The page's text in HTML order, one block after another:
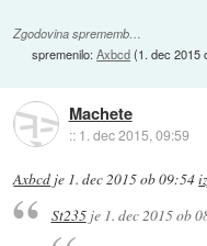
Zgodovina sprememb…
spremenilo:Axbcd(1. dec 2015
Machete
:: 1. dec 2015, 09:59
Axbcd je 1. dec 2015 ob 09:54
St235je 1. dec 2015 ob